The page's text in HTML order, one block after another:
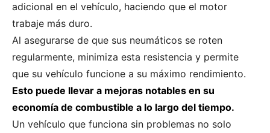
adicional en el vehículo, haciendo que el motor
trabaje más duro.
Al asegurarse de que sus neumáticos se roten
regularmente, minimiza esta resistencia y permite
que su vehículo funcione a su máximo rendimiento.
Esto puede llevar a mejoras notables en su
economía de combustible a lo largo del tiempo.
Un vehículo que funciona sin problemas no solo